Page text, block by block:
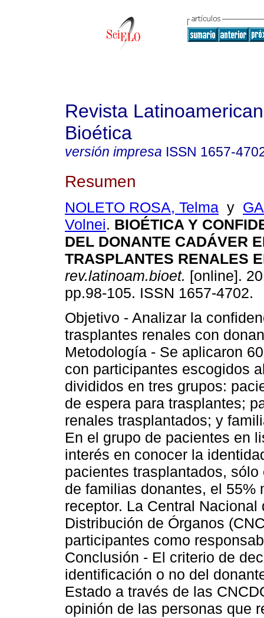
Revista
Bioética
versión impresa ISSN 1657-
Resumen
NOLETO ROSA, Telma y
Volnei. BIOÉTICA Y
DEL DONANTE CADÁVER
TRASPLANTES RENALES
rev.latinoam.bioet. [online].
pp.98-105. ISSN 1657-4702.
Objetivo - Analizar la
trasplantes renales con
Metodología - Se aplicaron
con participantes escogidos
divididos en tres grupos:
de espera para trasplantes;
renales trasplantados; y
En el grupo de pacientes en
interés en conocer la
pacientes trasplantados,
de familias donantes, el 55%
receptor. La Central
Distribución de Órganos
participantes como
Conclusión - El criterio de
identificación o no del
Estado a través de las
opinión de las personas que